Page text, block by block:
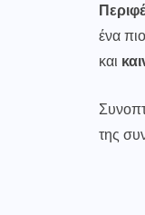
ένα
και
της